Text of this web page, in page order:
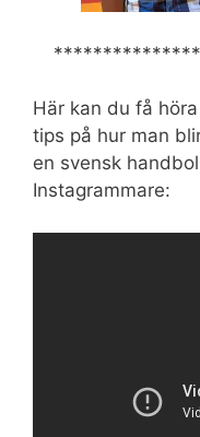
Här kan du få
tips på hur man
en svensk
Instagrammare: